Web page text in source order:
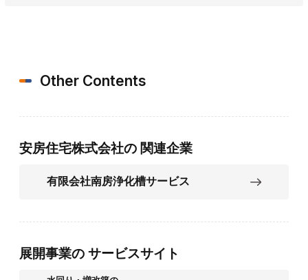
Other Contents
安房住宅株式会社の 関連企業
有限会社南房浄化槽サービス
展開事業の サービスサイト